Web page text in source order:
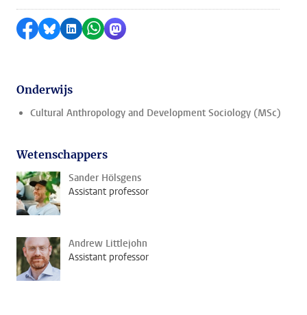
Delen op Facebook
Delen via Bluesky
Delen op LinkedIn
Delen via WhatsApp
Delen via Mastodon
Onderwijs
Cultural Anthropology and Development Sociology (MSc)
Wetenschappers
Sander Hölsgens
Assistant professor
Andrew Littlejohn
Assistant professor